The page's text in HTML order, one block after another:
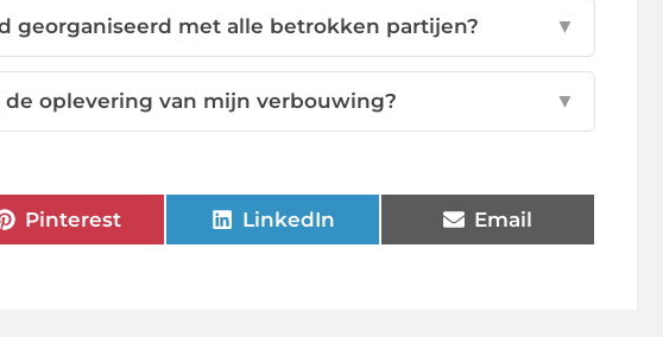
georganiseerd met alle betrokken partijen? ▼
oplevering van mijn verbouwing? ▼
Pinterest LinkedIn Email